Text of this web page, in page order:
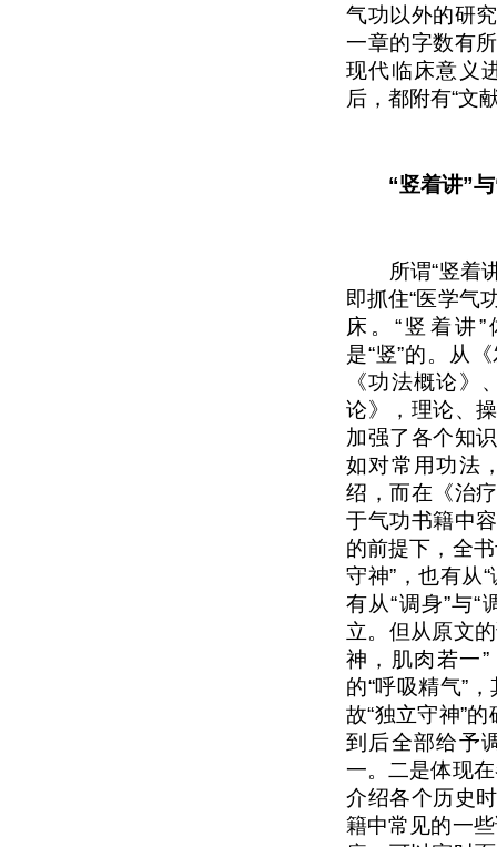
气功以外的研
一章的字数有
现代临床意义
后，都附有“文
“竖着讲”
所谓“竖着讲
即抓住“医学气
床。“竖着讲
是“竖”的。从
《功法概论》
论》，理论、
加强了各个知
如对常用功法
绍，而在《治
于气功书籍中
的前提下，全
守神”，也有从
有从“调身”与“
立。但从原文
神，肌肉若一”
的“呼吸精气”
故“独立守神”
到后全部给予
一。二是体现
介绍各个历史
籍中常见的一